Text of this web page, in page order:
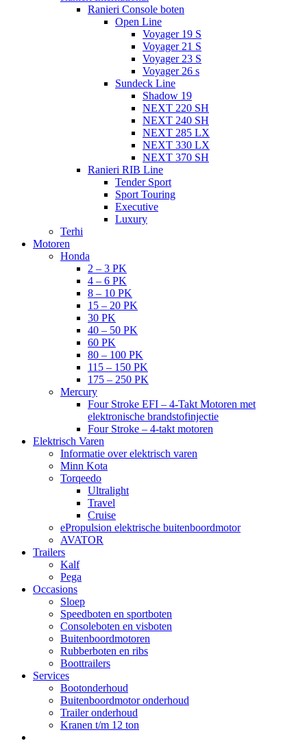
Ranieri Console boten
Open Line
Voyager 19 S
Voyager 21 S
Voyager 23 S
Voyager 26 s
Sundeck Line
Shadow 19
NEXT 220 SH
NEXT 240 SH
NEXT 285 LX
NEXT 330 LX
NEXT 370 SH
Ranieri RIB Line
Tender Sport
Sport Touring
Executive
Luxury
Terhi
Motoren
Honda
2 – 3 PK
4 – 6 PK
8 – 10 PK
15 – 20 PK
30 PK
40 – 50 PK
60 PK
80 – 100 PK
115 – 150 PK
175 – 250 PK
Mercury
Four Stroke EFI – 4-Takt Motoren met
elektronische brandstofinjectie
Four Stroke – 4-takt motoren
Elektrisch Varen
Informatie over elektrisch varen
Minn Kota
Torqeedo
Ultralight
Travel
Cruise
ePropulsion elektrische buitenboordmotor
AVATOR
Trailers
Kalf
Pega
Occasions
Sloep
Speedboten en sportboten
Consoleboten en visboten
Buitenboordmotoren
Rubberboten en ribs
Boottrailers
Services
Bootonderhoud
Buitenboordmotor onderhoud
Trailer onderhoud
Kranen t/m 12 ton